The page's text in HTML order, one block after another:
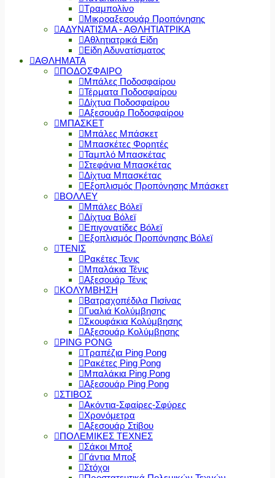
Τραμπολίνο
Μικροαξεσουάρ Προπόνησης
ΑΔΥΝΑΤΙΣΜΑ - ΑΘΛΗΤΙΑΤΡΙΚΑ
Αθλητιατρικά Είδη
Είδη Αδυνατίσματος
ΑΘΛΗΜΑΤΑ
ΠΟΔΟΣΦΑΙΡΟ
Μπάλες Ποδοσφαίρου
Τέρματα Ποδοσφαίρου
Δίχτυα Ποδοσφαίρου
Αξεσουάρ Ποδοσφαίρου
ΜΠΑΣΚΕΤ
Μπάλες Μπάσκετ
Μπασκέτες Φορητές
Ταμπλό Μπασκέτας
Στεφάνια Μπασκέτας
Δίχτυα Μπασκέτας
Εξοπλισμός Προπόνησης Μπάσκετ
ΒΟΛΛΕΥ
Μπάλες Βόλεϊ
Δίχτυα Βόλεϊ
Επιγονατίδες Βόλεϊ
Εξοπλισμός Προπόνησης Βόλεϊ
ΤΕΝΙΣ
Ρακέτες Τενις
Μπαλάκια Τένις
Αξεσουάρ Τένις
ΚΟΛΥΜΒΗΣΗ
Βατραχοπέδιλα Πισίνας
Γυαλιά Κολύμβησης
Σκουφάκια Κολύμβησης
Αξεσουάρ Κολύμβησης
PING PONG
Τραπέζια Ping Pong
Ρακέτες Ping Pong
Μπαλάκια Ping Pong
Αξεσουάρ Ping Pong
ΣΤΙΒΟΣ
Ακόντια-Σφαίρες-Σφύρες
Χρονόμετρα
Αξεσουάρ Στίβου
ΠΟΛΕΜΙΚΕΣ ΤΕΧΝΕΣ
Σάκοι Μποξ
Γάντια Μποξ
Στόχοι